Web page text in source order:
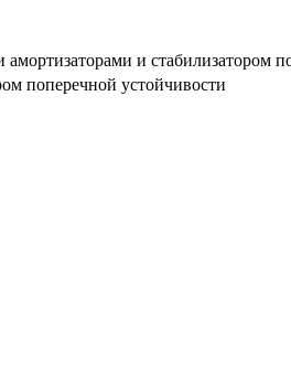
и стабилизатором
поперечной устойчивости